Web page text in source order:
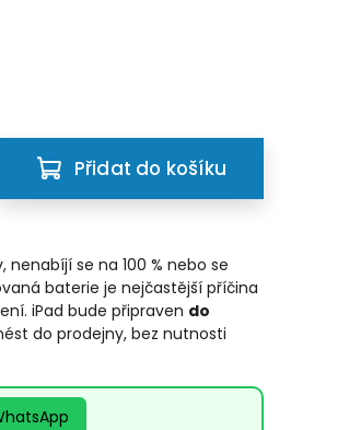
Přidat do košíku
nenabíjí se na 100 % nebo se
baterie je nejčastější příčina
iPad bude připraven do
do prodejny, bez nutnosti